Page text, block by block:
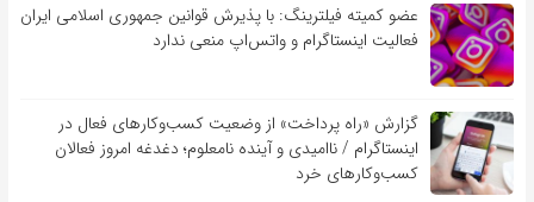
عضو کمیته فیلترینگ: با پذیرش قوانین جمهوری اسلامی ایران
فعالیت اینستاگرام و واتس‌اپ منعی ندارد
گزارش «راه پرداخت» از وضعیت کسب‌وکارهای فعال در
اینستاگرام / ناامیدی و آینده نامعلوم؛ دغدغه امروز فعالان
کسب‌وکارهای خرد